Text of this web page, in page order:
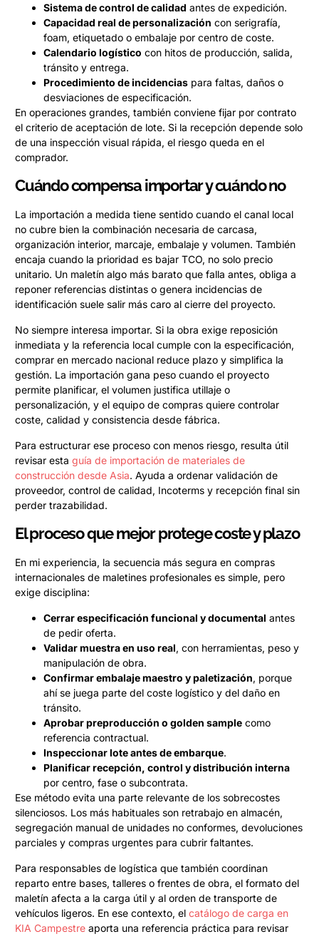
Sistema de control de calidad antes de expedición.
Capacidad real de personalización con serigrafía,
foam, etiquetado o embalaje por centro de coste.
Calendario logístico con hitos de producción, salida,
tránsito y entrega.
Procedimiento de incidencias para faltas, daños o
desviaciones de especificación.
En operaciones grandes, también conviene fijar por contrato
el criterio de aceptación de lote. Si la recepción depende solo
de una inspección visual rápida, el riesgo queda en el
comprador.
Cuándo compensa importar y cuándo no
La importación a medida tiene sentido cuando el canal local
no cubre bien la combinación necesaria de carcasa,
organización interior, marcaje, embalaje y volumen. También
encaja cuando la prioridad es bajar TCO, no solo precio
unitario. Un maletín algo más barato que falla antes, obliga a
reponer referencias distintas o genera incidencias de
identificación suele salir más caro al cierre del proyecto.
No siempre interesa importar. Si la obra exige reposición
inmediata y la referencia local cumple con la especificación,
comprar en mercado nacional reduce plazo y simplifica la
gestión. La importación gana peso cuando el proyecto
permite planificar, el volumen justifica utillaje o
personalización, y el equipo de compras quiere controlar
coste, calidad y consistencia desde fábrica.
Para estructurar ese proceso con menos riesgo, resulta útil
revisar esta guía de importación de materiales de
construcción desde Asia. Ayuda a ordenar validación de
proveedor, control de calidad, Incoterms y recepción final sin
perder trazabilidad.
El proceso que mejor protege coste y plazo
En mi experiencia, la secuencia más segura en compras
internacionales de maletines profesionales es simple, pero
exige disciplina:
Cerrar especificación funcional y documental antes
de pedir oferta.
Validar muestra en uso real, con herramientas, peso y
manipulación de obra.
Confirmar embalaje maestro y paletización, porque
ahí se juega parte del coste logístico y del daño en
tránsito.
Aprobar preproducción o golden sample como
referencia contractual.
Inspeccionar lote antes de embarque.
Planificar recepción, control y distribución interna
por centro, fase o subcontrata.
Ese método evita una parte relevante de los sobrecostes
silenciosos. Los más habituales son retrabajo en almacén,
segregación manual de unidades no conformes, devoluciones
parciales y compras urgentes para cubrir faltantes.
Para responsables de logística que también coordinan
reparto entre bases, talleres o frentes de obra, el formato del
maletín afecta a la carga útil y al orden de transporte de
vehículos ligeros. En ese contexto, el catálogo de carga en
KIA Campestre aporta una referencia práctica para revisar